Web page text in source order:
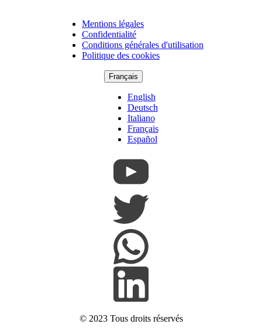
Copyright
Footer
Mentions légales
Confidentialité
Conditions générales d'utilisation
Politique des cookies
Français
English
Deutsch
Italiano
Français
Español
© 2023 Tous droits réservés